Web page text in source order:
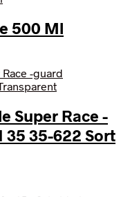
500 Ml
Super Race -
35-622 Sort